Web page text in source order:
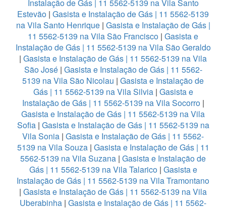
Instalação de Gás | 11 5562-5139 na Vila Santo
Estevão | Gasista e Instalação de Gás | 11 5562-5139
na Vila Santo Henrique| Gasista e Instalação de Gás |
11 5562-5139 na Vila São Francisco | Gasista e
Instalação de Gás | 11 5562-5139 na Vila São Geraldo
| Gasista e Instalação de Gás | 11 5562-5139 na Vila
São José| Gasista e Instalação de Gás | 11 5562-
5139 na Vila São Nicolau | Gasista e Instalação de
Gás | 11 5562-5139 na Vila Silvia| Gasista e
Instalação de Gás | 11 5562-5139 na Vila Socorro|
Gasista e Instalação de Gás | 11 5562-5139 na Vila
Sofia| Gasista e Instalação de Gás | 11 5562-5139 na
Vila Sonia | Gasista e Instalação de Gás | 11 5562-
5139 na Vila Souza| Gasista e Instalação de Gás | 11
5562-5139 na Vila Suzana | Gasista e Instalação de
Gás | 11 5562-5139 na Vila Talarico| Gasista e
Instalação de Gás | 11 5562-5139 na Vila Tramontano
| Gasista e Instalação de Gás | 11 5562-5139 na Vila
Uberabinha | Gasista e Instalação de Gás | 11 5562-